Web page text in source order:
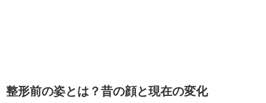
整形前の姿とは？昔の顔と現在の変化